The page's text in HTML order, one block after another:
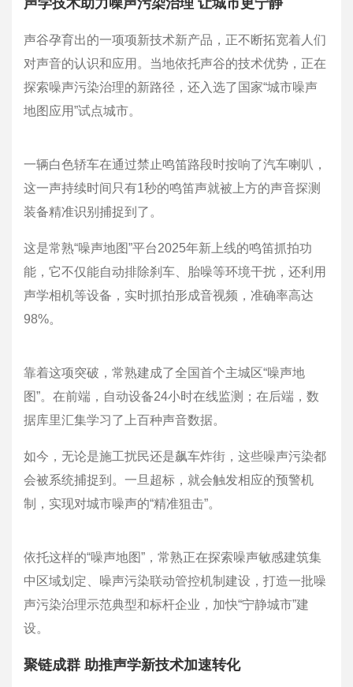
声学技术助力噪声污染治理 让城市更宁静
声谷孕育出的一项项新技术新产品，正不断拓宽着人们
对声音的认识和应用。当地依托声谷的技术优势，正在
探索噪声污染治理的新路径，还入选了国家“城市噪声
地图应用”试点城市。
一辆白色轿车在通过禁止鸣笛路段时按响了汽车喇叭，
这一声持续时间只有1秒的鸣笛声就被上方的声音探测
装备精准识别捕捉到了。
这是常熟“噪声地图”平台2025年新上线的鸣笛抓拍功
能，它不仅能自动排除刹车、胎噪等环境干扰，还利用
声学相机等设备，实时抓拍形成音视频，准确率高达
98%。
靠着这项突破，常熟建成了全国首个主城区“噪声地
图”。在前端，自动设备24小时在线监测；在后端，数
据库里汇集学习了上百种声音数据。
如今，无论是施工扰民还是飙车炸街，这些噪声污染都
会被系统捕捉到。一旦超标，就会触发相应的预警机
制，实现对城市噪声的“精准狙击”。
依托这样的“噪声地图”，常熟正在探索噪声敏感建筑集
中区域划定、噪声污染联动管控机制建设，打造一批噪
声污染治理示范典型和标杆企业，加快“宁静城市”建
设。
聚链成群 助推声学新技术加速转化